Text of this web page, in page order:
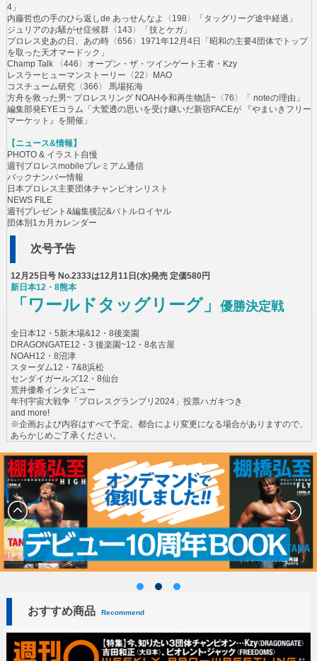
4」
内藤哲也の手のひら返しde あっせんなよ〈198〉「タッグリーグ途中経過」
ジュリアのお騒がせ症候群〈143〉「技とケガ」
プロレス史あの日、あの時〈656〉1971年12月4日「昭和の主要4団体でトップ
を取った天才マードック」
Champ Talk 〈446〉オープン・ザ・ツインゲート王者・Kzy
レスラーヒューマンストーリー〈22〉MAO
コスチューム研究〈366〉 馬場拓海
方舟を救った男~ プロレスリング NOAH令和再生物語~〈76〉「 noteの理由」
編集部発EYEコラム「大鷲透の思いを受け継いだ新宿FACEが 『やまいきフリー
マーケット』を開催」
【ニュース&情報】
PHOTO & イラスト自慢
週刊プロレスmobileプレミアム通信
バックナンバー情報
日本プロレス主要団体チャンピオンリスト
NEWS FILE
週刊プレゼント&編集後記&バトルロイヤル
団体別1カ月カレンダー
次号予告
12月25日号 No.2333は12月11日(水)発売 定価580円
新日本12・8熊本
「ワールドタッグリーグ」 優勝決定戦
全日本12・5新木場&12・8後楽園
DRAGONGATE12・3 後楽園~12・8名古屋
NOAH12・8沼津
スターダム12・7&8浜松
センダイガールズ12・8仙台
荒井優希インタビュー
年刊宇宙大戦争「プロレスグランプリ2024」投票ハガキつき
and more!
※企画および内容はすべて予定。都合により変更になる場合がありますので、
あらかじめご了承ください。
おすすめ商品 Recommend